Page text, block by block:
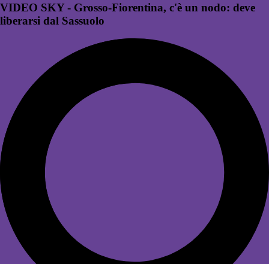
VIDEO SKY - Grosso-Fiorentina, c'è un nodo: deve
liberarsi dal Sassuolo